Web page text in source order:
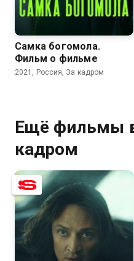
Самка богомола.
Фильм о фильме
2021, Россия, За кадром
Ещё фильмы
кадром